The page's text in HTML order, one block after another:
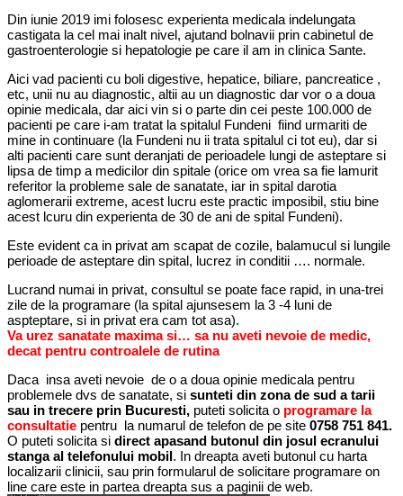
Din iunie 2019 imi folosesc experienta medicala indelungata
castigata la cel mai inalt nivel, ajutand bolnavii prin cabinetul de
gastroenterologie si hepatologie pe care il am in clinica Sante.
Aici vad pacienti cu boli digestive, hepatice, biliare, pancreatice ,
etc, unii nu au diagnostic, altii au un diagnostic dar vor o a doua
opinie medicala, dar aici vin si o parte din cei peste 100.000 de
pacienti pe care i-am tratat la spitalul Fundeni fiind urmariti de
mine in continuare (la Fundeni nu ii trata spitalul ci tot eu), dar si
alti pacienti care sunt deranjati de perioadele lungi de asteptare si
lipsa de timp a medicilor din spitale (orice om vrea sa fie lamurit
referitor la probleme sale de sanatate, iar in spital darotia
aglomerarii extreme, acest lucru este practic imposibil, stiu bine
acest lcuru din experienta de 30 de ani de spital Fundeni).
Este evident ca in privat am scapat de cozile, balamucul si lungile
perioade de asteptare din spital, lucrez in conditii …. normale.
Lucrand numai in privat, consultul se poate face rapid, in una-trei
zile de la programare (la spital ajunsesem la 3 -4 luni de
aspteptare, si in privat era cam tot asa).
Va urez sanatate maxima si… sa nu aveti nevoie de medic,
decat pentru controalele de rutina
Daca insa aveti nevoie de o a doua opinie medicala pentru
problemele dvs de sanatate, si sunteti din zona de sud a tarii
sau in trecere prin Bucuresti, puteti solicita o programare la
consultatie pentru la numarul de telefon de pe site 0758 751 841.
O puteti solicita si direct apasand butonul din josul ecranului
stanga al telefonului mobil. In dreapta aveti butonul cu harta
localizarii clinicii, sau prin formularul de solicitare programare on
line care este in partea dreapta sus a paginii de web.